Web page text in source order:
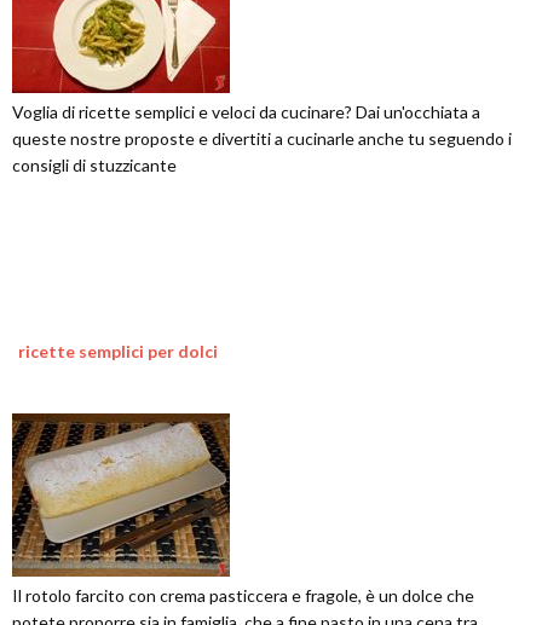
Voglia di ricette semplici e veloci da cucinare? Dai un'occhiata a
queste nostre proposte e divertiti a cucinarle anche tu seguendo i
consigli di stuzzicante
ricette semplici per dolci
Il rotolo farcito con crema pasticcera e fragole, è un dolce che